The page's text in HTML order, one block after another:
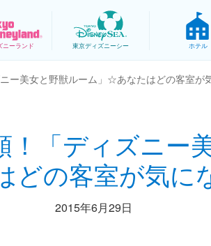
ニーランド 東京ディズニーシー ホテル
ー美女と野獣ルーム」☆あなたはどの客室が
！「ディズニー
どの客室が気に
2015年6月29日